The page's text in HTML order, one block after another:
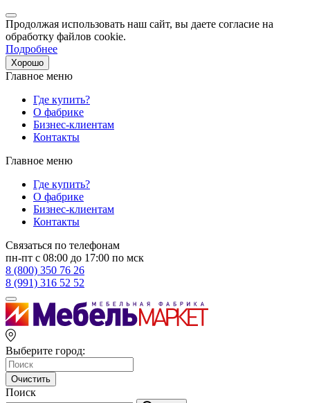
Продолжая использовать наш сайт, вы даете согласие на
обработку файлов cookie.
Подробнее
Хорошо
Главное меню
Где купить?
О фабрике
Бизнес-клиентам
Контакты
Главное меню
Где купить?
О фабрике
Бизнес-клиентам
Контакты
Связаться по телефонам
пн-пт с 08:00 до 17:00 по мск
8 (800) 350 76 26
8 (991) 316 52 52
Выберите город:
Очистить
Поиск